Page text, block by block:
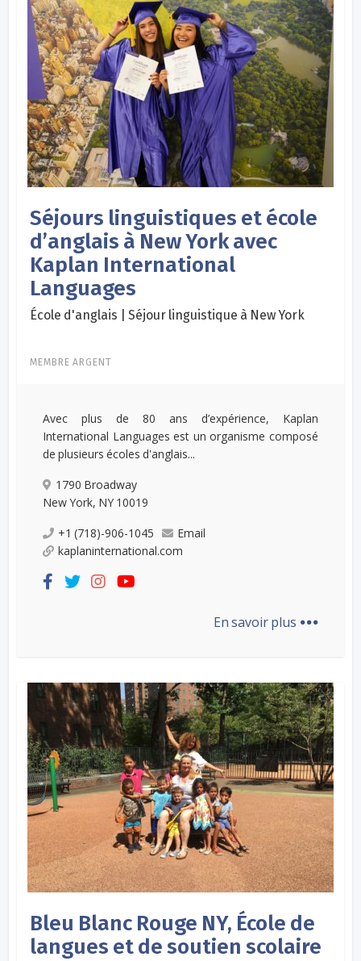
Séjours linguistiques et école
d’anglais à New York avec
Kaplan International
Languages
École d'anglais | Séjour linguistique à New York
MEMBRE ARGENT
Avec plus de 80 ans d’expérience, Kaplan
International Languages est un organisme composé
de plusieurs écoles d'anglais...
1790 Broadway
New York, NY 10019
+1 (718)-906-1045
Email
kaplaninternational.com
En savoir plus ...
Bleu Blanc Rouge NY, École de
langues et de soutien scolaire